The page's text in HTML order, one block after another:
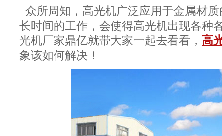
众所周知，高光机广泛应用于金属材
长时间的工作，会使得高光机出现各种
光机厂家鼎亿就带大家一起去看看， 高
象该如何解决！